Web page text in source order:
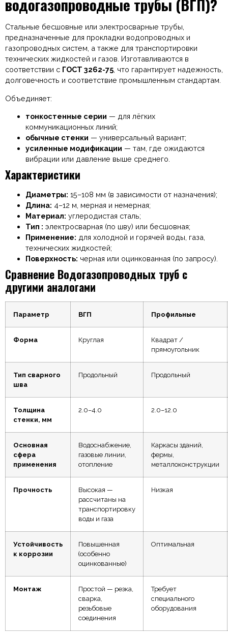
холоднокатанный
Профильная труба
прямоугольная Труба
стальная бесшовная
Трубы
ВодоГазопроводные
(ВГП) Трубы стальные
электросварные
Уголок равнополочный
водогазопроводные трубы (ВГП)?
Стальные бесшовные или электросварные трубы,
предназначенные для прокладки водопроводных и
газопроводных систем, а также для транспортировки
технических жидкостей и газов. Изготавливаются в
соответствии с ГОСТ 3262-75 , что гарантирует надежность,
долговечность и соответствие промышленным стандартам.
Объединяет:
тонкостенные серии — для лёгких
коммуникационных линий;
обычные стенки — универсальный вариант;
усиленные модификации — там, где ожидаются
вибрации или давление выше среднего.
Характеристики
Диаметры: 15–108 мм (в зависимости от назначения);
Длина: 4–12 м, мерная и немерная;
Материал: углеродистая сталь;
Тип : электросварная (по шву) или бесшовная;
Применение: для холодной и горячей воды, газа,
технических жидкостей;
Поверхность: черная или оцинкованная (по запросу).
Сравнение Водогазопроводных труб с
другими аналогами
Параметр ВГП Профильные
Форма Круглая
Квадрат /
прямоугольник
Тип сварного
шва
Продольный Продольный
Толщина
стенки, мм
2.0–4.0 2.0–12.0
Основная
сфера
применения
Водоснабжение,
газовые линии,
отопление
Каркасы зданий,
фермы,
металлоконструкции
Прочность
Высокая —
рассчитаны на
транспортировку
воды и газа
Низкая
Устойчивость
к коррозии
Повышенная
(особенно
оцинкованные)
Оптимальная
Монтаж
Простой — резка,
сварка,
резьбовые
соединения
Требует
специального
оборудования